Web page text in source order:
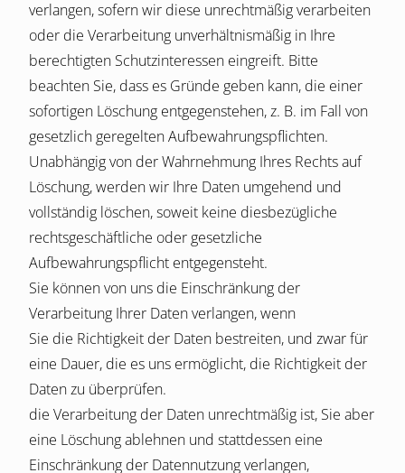
verlangen, sofern wir diese unrechtmäßig verarbeiten
oder die Verarbeitung unverhältnismäßig in Ihre
berechtigten Schutzinteressen eingreift. Bitte
beachten Sie, dass es Gründe geben kann, die einer
sofortigen Löschung entgegenstehen, z. B. im Fall von
gesetzlich geregelten Aufbewahrungspflichten.
Unabhängig von der Wahrnehmung Ihres Rechts auf
Löschung, werden wir Ihre Daten umgehend und
vollständig löschen, soweit keine diesbezügliche
rechtsgeschäftliche oder gesetzliche
Aufbewahrungspflicht entgegensteht.
Sie können von uns die Einschränkung der
Verarbeitung Ihrer Daten verlangen, wenn
Sie die Richtigkeit der Daten bestreiten, und zwar für
eine Dauer, die es uns ermöglicht, die Richtigkeit der
Daten zu überprüfen.
die Verarbeitung der Daten unrechtmäßig ist, Sie aber
eine Löschung ablehnen und stattdessen eine
Einschränkung der Datennutzung verlangen,